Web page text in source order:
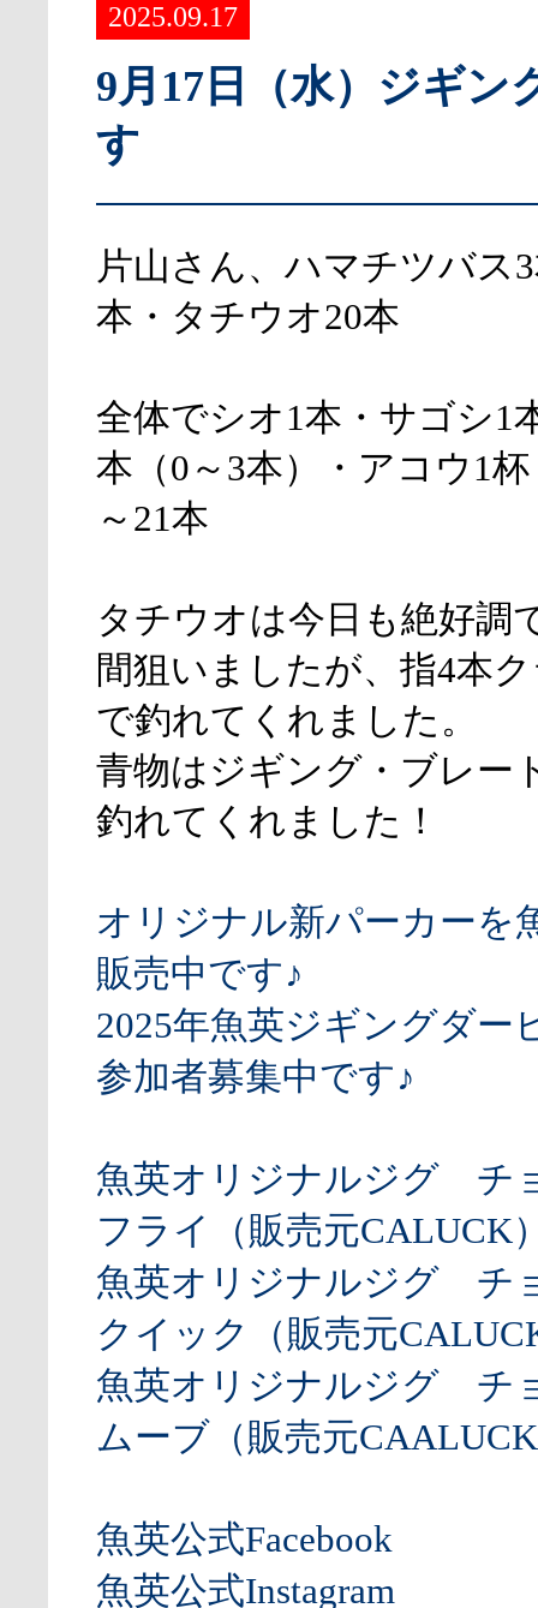
2025.09.17
9月17日（水）ジギン
す
片山さん、ハマチツバス
本・タチウオ20本
全体でシオ1本・サゴシ1
本（0～3本）・アコウ1
～21本
タチウオは今日も絶好調
間狙いましたが、指4本
で釣れてくれました。
青物はジギング・ブレー
釣れてくれました！
オリジナル新パーカーを
販売中です♪
2025年魚英ジギングダー
参加者募集中です♪
魚英オリジナルジグ チ
フライ（販売元CALUCK
魚英オリジナルジグ チ
クイック（販売元
魚英オリジナルジグ チ
ムーブ（販売元
魚英公式Facebook
魚英公式Instagram